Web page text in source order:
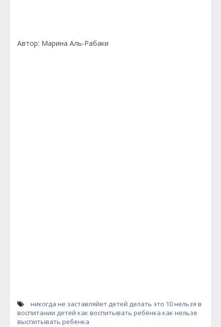
Автор: Марина Аль-Рабаки
никогда не заставляйет детей делать это 10 нельзя в
воспитании детей как воспитывать ребёнка как нельзя
выспитывать ребенка